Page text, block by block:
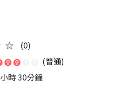
(0)
(普通)
時 30分鐘